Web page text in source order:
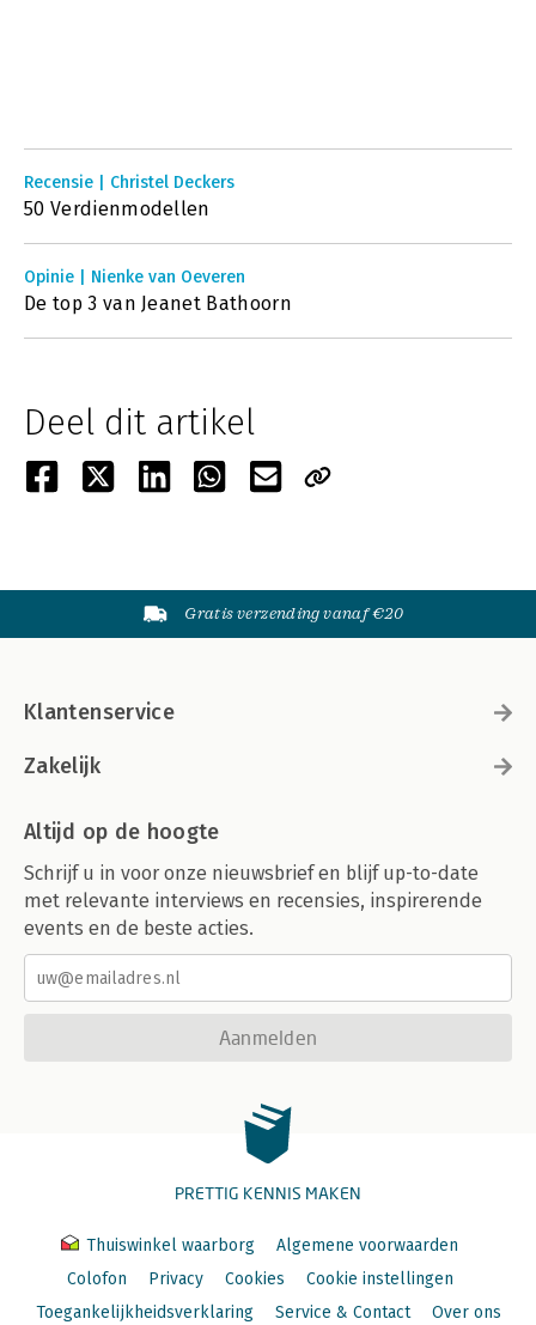
Recensie | Christel Deckers
50 Verdienmodellen
Opinie | Nienke van Oeveren
De top 3 van Jeanet Bathoorn
Deel dit artikel
Gratis verzending vanaf €20
Klantenservice
Zakelijk
Altijd op de hoogte
Schrijf u in voor onze nieuwsbrief en blijf up-to-date
met relevante interviews en recensies, inspirerende
events en de beste acties.
Aanmelden
PRETTIG KENNIS MAKEN
Thuiswinkel waarborg
Algemene voorwaarden
Colofon
Privacy Cookies
Cookie instellingen
Toegankelijkheidsverklaring
Service & Contact Over ons